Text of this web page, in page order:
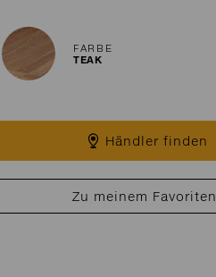
FARBE
TEAK
Händler finden
Zu meinem Favoriten